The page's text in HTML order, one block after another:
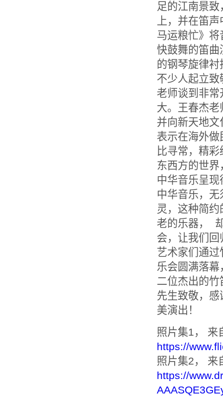
足的江南景
上，并在笛
马运粮忙》
快鼓舞的笛
的钢琴旋律
不少人起立
老师谈到非
大。王春杰
并向新天地
表示在海外
比寻常，精
东西方的世
中华音乐呈
中华音乐，
灵，这种简
老的乐器，
会，让我们
艺术家们通过
乐会圆满落
二位杰出的
先生致敬，
美演出！
照片集1， 来
https://
照片集2， 来
https://